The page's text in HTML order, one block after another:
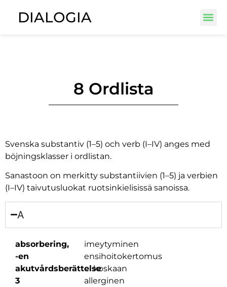
DIALOGIA
8 Ordlista
Svenska substantiv (1–5) och verb (I–IV) anges med
böjningsklasser i ordlistan.
Sanastoon on merkitty substantiivien (1–5) ja verbien
(I–IV) taivutusluokat ruotsinkielisissä sanoissa.
A
absorbering,
-en
akutvårdsberättelse
3
imeytyminen
ensihoitokertomus
ei koskaan
allerginen